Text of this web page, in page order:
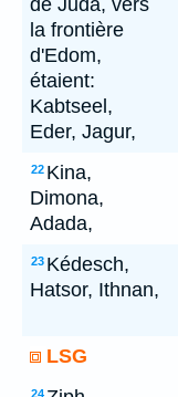
de Juda, vers
la frontière
d'Edom,
étaient:
Kabtseel,
Eder, Jagur,
22 Kina,
Dimona,
Adada,
23 Kédesch,
Hatsor, Ithnan,
LSG
24